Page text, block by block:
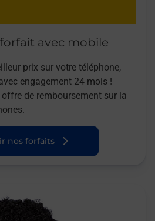
avec mobile
prix sur votre téléphone,
engagement 24 mois !
offre de remboursement sur la
nos forfaits